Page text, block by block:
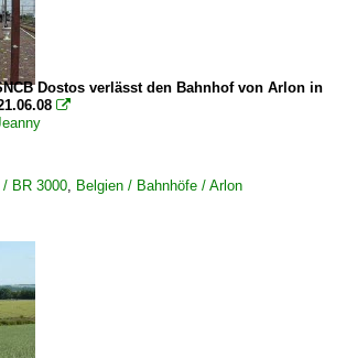
Dostos verlässt den Bahnhof von Arlon in

BR 3000, Belgien / Bahnhöfe / Arlon